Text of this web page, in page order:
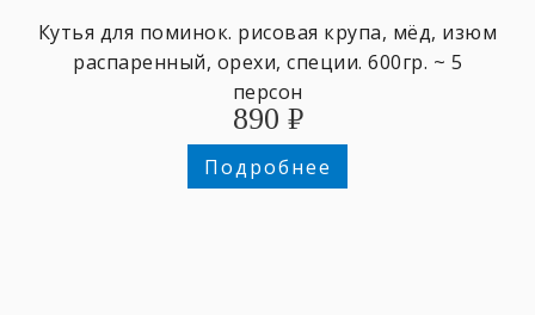
Кутья для поминок. рисовая крупа, мёд, изюм
распаренный, орехи, специи. 600гр. ~ 5
персон
890 ₽
Подробнее